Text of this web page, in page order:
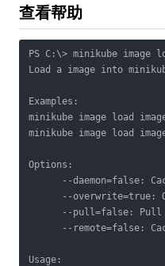
查看帮助
PS C:\> minikube image
Load a image into
Examples:
minikube image load
minikube image load
Options:
--daemon=false:
--overwrite=true:
--pull=false:
--remote=false:
Usage: